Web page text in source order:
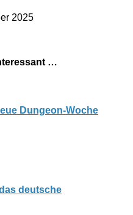
2025
…
Dungeon-Woche
deutsche